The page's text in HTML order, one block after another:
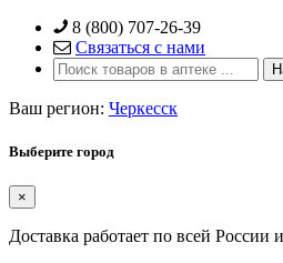
Skip
content
8 (800) 707-26-39
Связаться с нами
Ваш регион: Черкесск
Выберите город
×
Доставка работает по всей